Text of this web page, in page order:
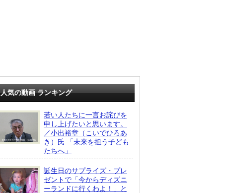
人気の動画 ランキング
若い人たちに一言お詫びを
申し上げたいと思います。
／小出裕章（こいでひろあ
き）氏 「未来を担う子ども
たちへ」
誕生日のサプライズ・プレ
ゼントで「今からディズニ
ーランドに行くわよ！」と